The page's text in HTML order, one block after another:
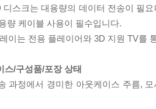
디스크는 대용량의 데이터 전송이 필
량 케이블 사용이 필수입니다.
이는 전용 플레이어와 3D 지원 TV를
/구성품/포장 상태
과정에서 경미한 아웃케이스 주름,